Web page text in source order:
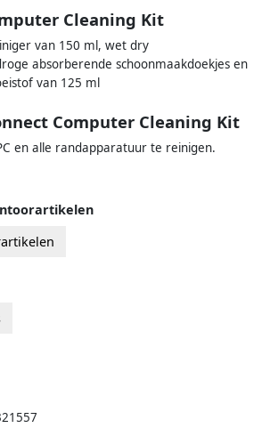
Cleaning Kit
van 150 ml, wet dry
absorberende schoonmaakdoekjes en
van 125 ml
Computer Cleaning Kit
en alle randapparatuur te reinigen.